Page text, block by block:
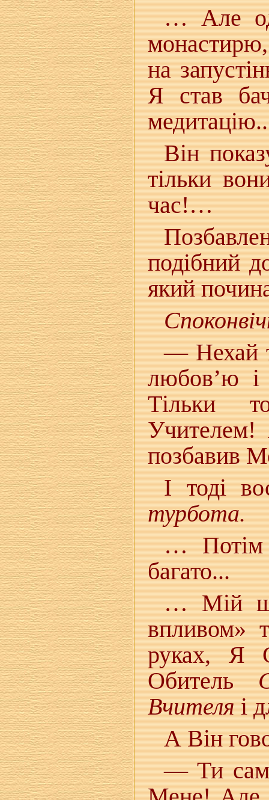
… Але
на
Я став
Він
тільки
час!…
подібний
який
— Нехай
любов’ю і
Тільки
позбавив
І тоді
турбота.
… Потім
багато...
… Мій
впливом»
руках, Я
Обитель
Вчителяі
А Він
— Ти сам